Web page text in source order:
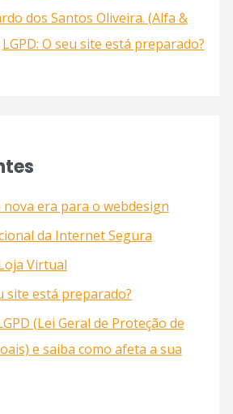
dos Santos Oliveira. (Alfa &
LGPD: O seu site está preparado?
nova era para o webdesign
da Internet Segura
Virtual
site está preparado?
(Lei Geral de Proteção de
e saiba como afeta a sua